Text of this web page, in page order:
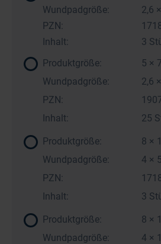
Wundpadgröße:
2,6
PZN:
Inhalt:
3
Produktgröße:
5 ×
Wundpadgröße:
2,6
PZN:
Inhalt:
25
Produktgröße:
8 ×
Wundpadgröße:
4 ×
PZN:
Inhalt:
3
Produktgröße:
8 ×
Wundpadgröße:
4 ×